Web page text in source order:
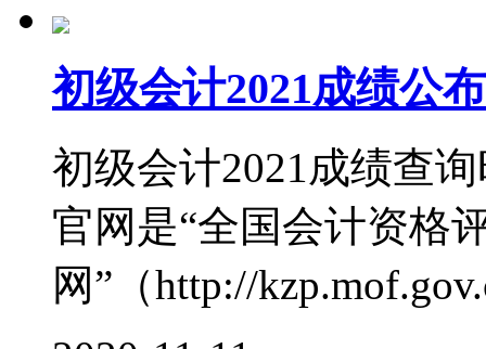
初级会计2021成绩公
初级会计2021成绩查
官网是“全国会计资格
网”（http://